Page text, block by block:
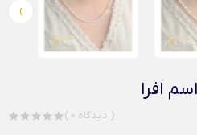
›
افرا
( 0 دیدگاه )